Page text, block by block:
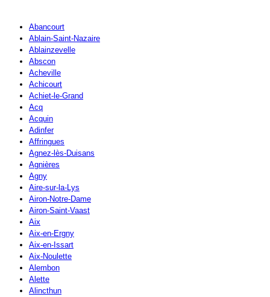
Abancourt
Ablain-Saint-Nazaire
Ablainzevelle
Abscon
Acheville
Achicourt
Achiet-le-Grand
Acq
Acquin
Adinfer
Affringues
Agnez-lès-Duisans
Agnières
Agny
Aire-sur-la-Lys
Airon-Notre-Dame
Airon-Saint-Vaast
Aix
Aix-en-Ergny
Aix-en-Issart
Aix-Noulette
Alembon
Alette
Alincthun